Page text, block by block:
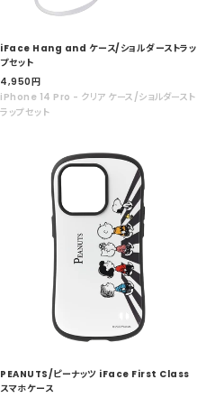
iFace Hang and ケース/ショルダーストラッ
プセット
セ
ー
ル
4,950円
iPhone 14 Pro - クリア ケース/ショルダースト
ラップセット
PEANUTS/ピーナッツ iFace First Class
スマホケース